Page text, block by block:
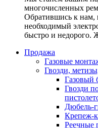
многочисленных
Обратившись к нам,
необходимый
быстро и
Продажа
Газовые
Гвозди,
Газовый
Гвозди
Дюбель-
Крепеж-
Реечные